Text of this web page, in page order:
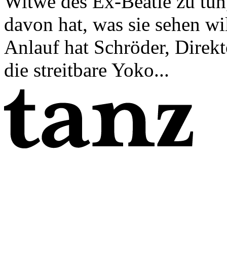
davon hat, was sie sehen
Anlauf hat Schröder,
die streitbare Yoko...